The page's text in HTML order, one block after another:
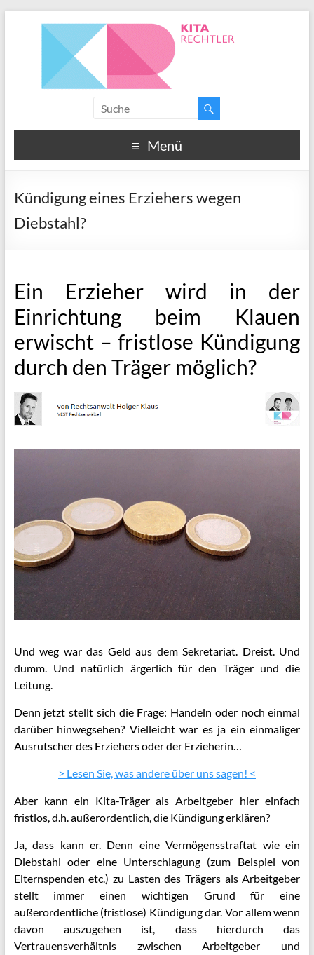
Menü
Kündigung eines Erziehers wegen
Diebstahl?
Ein Erzieher wird in der
Einrichtung beim Klauen
erwischt – fristlose Kündigung
durch den Träger möglich?
Und weg war das Geld aus dem Sekretariat. Dreist. Und
dumm. Und natürlich ärgerlich für den Träger und die
Leitung.
Denn jetzt stellt sich die Frage: Handeln oder noch einmal
darüber hinwegsehen? Vielleicht war es ja ein einmaliger
Ausrutscher des Erziehers oder der Erzieherin…
> Lesen Sie, was andere über uns sagen! <
Aber kann ein Kita-Träger als Arbeitgeber hier einfach
fristlos, d.h. außerordentlich, die Kündigung erklären?
Ja, dass kann er. Denn eine Vermögensstraftat wie ein
Diebstahl oder eine Unterschlagung (zum Beispiel von
Elternspenden etc.) zu Lasten des Trägers als Arbeitgeber
stellt immer einen wichtigen Grund für eine
außerordentliche (fristlose) Kündigung dar.Vor allem wenn
davon auszugehen ist, dass hierdurch das
Vertrauensverhältnis zwischen Arbeitgeber und